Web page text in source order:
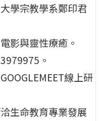
學宗教學系鄭印君
影與靈性療癒。
。
線上研
生命教育專業發展